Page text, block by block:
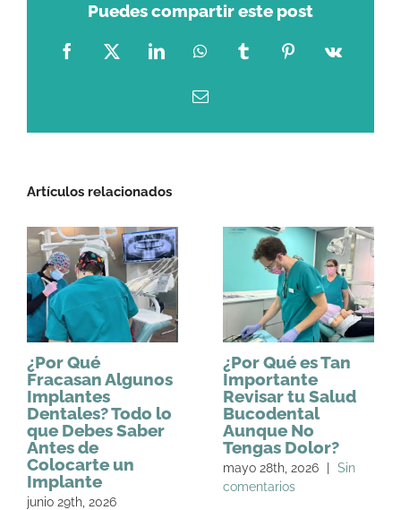
Puedes compartir este post
Facebook
X LinkedInWhatsAppTumblrPinterest
Vk
Correo
Artículos relacionados
¿Por Qué
Fracasan Algunos
Implantes
Dentales? Todo lo
que Debes Saber
Antes de
Colocarte un
Implante
junio 29th, 2026
¿Por Qué es Tan
Importante
Revisar tu Salud
Bucodental
Aunque No
Tengas Dolor?
mayo 28th, 2026
Sin
comentarios